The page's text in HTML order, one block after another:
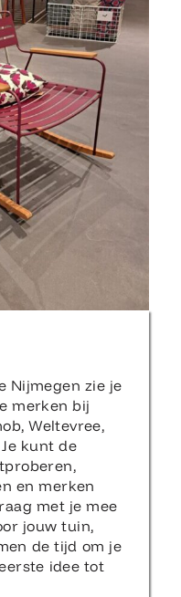
Nijmegen zie je
merken bij
Weltevree,
kunt de
en merken
met je mee
jouw tuin,
de tijd om je
idee tot